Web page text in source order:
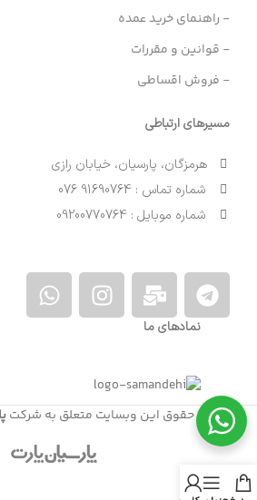
- راهنمای خرید عمده
- قوانین و مقررات
- فروش اقساطی
مسیرهای ارتباطی
هرمزگان، پارسیان، خیابان رازی
شماره تماس : 91690764 076
شماره موبایل : 09200770764
نمادهای ما
کلیه حقوق این وبسایت متعلق به شرکت